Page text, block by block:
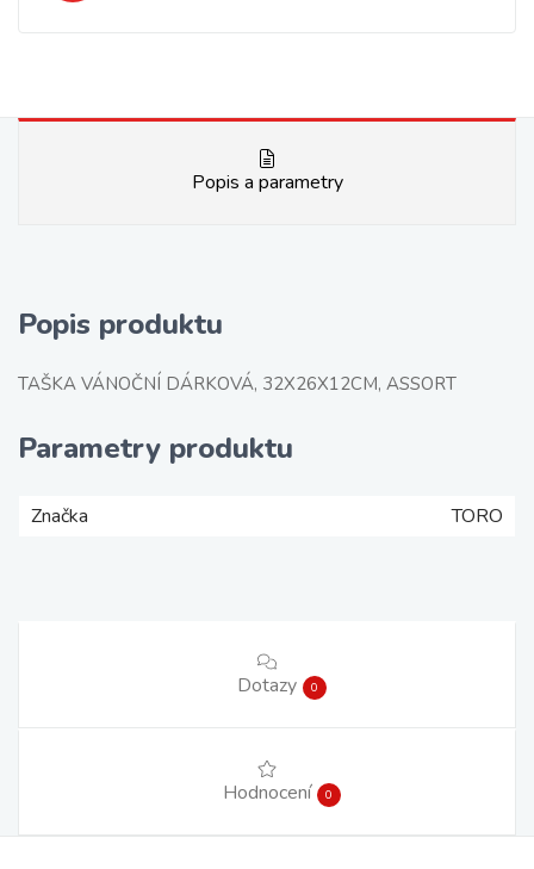
Popis a parametry
Popis produktu
TAŠKA VÁNOČNÍ DÁRKOVÁ, 32X26X12CM, ASSORT
Parametry produktu
Značka TORO
Dotazy 0
Hodnocení 0